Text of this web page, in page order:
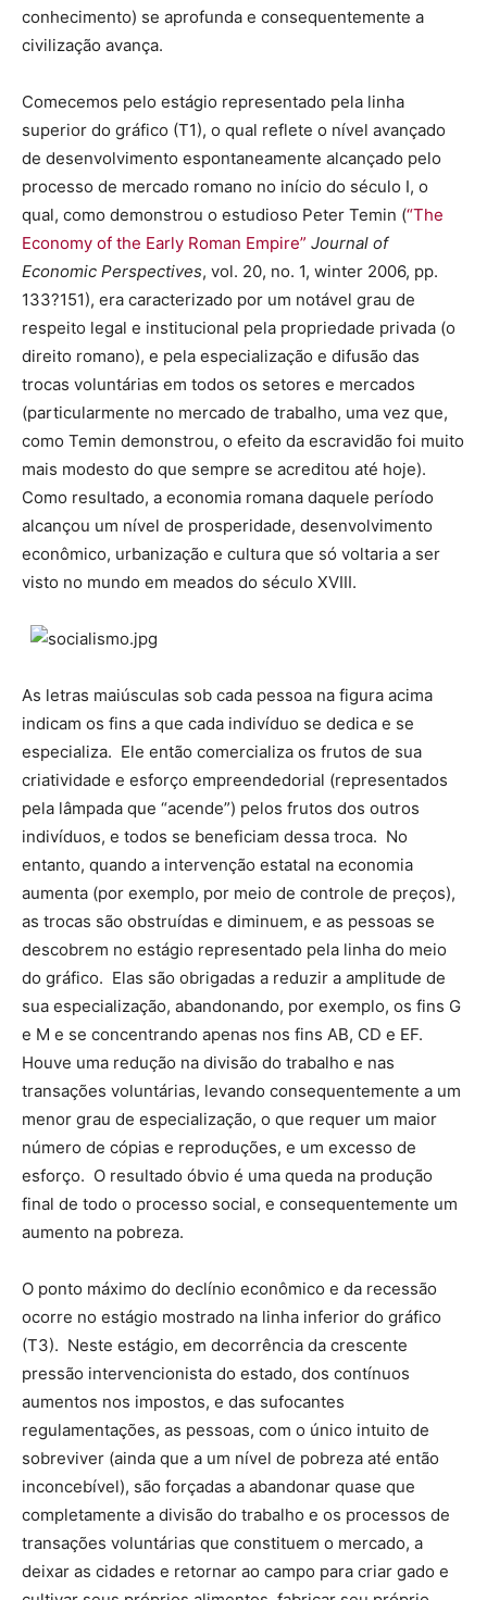
conhecimento) se aprofunda e consequentemente a
civilização avança.
Comecemos pelo estágio representado pela linha
superior do gráfico (T1), o qual reflete o nível avançado
de desenvolvimento espontaneamente alcançado pelo
processo de mercado romano no início do século I, o
qual, como demonstrou o estudioso Peter Temin (“The
Economy of the Early Roman Empire” Journal of
Economic Perspectives, vol. 20, no. 1, winter 2006, pp.
133?151), era caracterizado por um notável grau de
respeito legal e institucional pela propriedade privada (o
direito romano), e pela especialização e difusão das
trocas voluntárias em todos os setores e mercados
(particularmente no mercado de trabalho, uma vez que,
como Temin demonstrou, o efeito da escravidão foi muito
mais modesto do que sempre se acreditou até hoje).
Como resultado, a economia romana daquele período
alcançou um nível de prosperidade, desenvolvimento
econômico, urbanização e cultura que só voltaria a ser
visto no mundo em meados do século XVIII.
As letras maiúsculas sob cada pessoa na figura acima
indicam os fins a que cada indivíduo se dedica e se
especializa. Ele então comercializa os frutos de sua
criatividade e esforço empreendedorial (representados
pela lâmpada que “acende”) pelos frutos dos outros
indivíduos, e todos se beneficiam dessa troca. No
entanto, quando a intervenção estatal na economia
aumenta (por exemplo, por meio de controle de preços),
as trocas são obstruídas e diminuem, e as pessoas se
descobrem no estágio representado pela linha do meio
do gráfico. Elas são obrigadas a reduzir a amplitude de
sua especialização, abandonando, por exemplo, os fins G
e M e se concentrando apenas nos fins AB, CD e EF.
Houve uma redução na divisão do trabalho e nas
transações voluntárias, levando consequentemente a um
menor grau de especialização, o que requer um maior
número de cópias e reproduções, e um excesso de
esforço. O resultado óbvio é uma queda na produção
final de todo o processo social, e consequentemente um
aumento na pobreza.
O ponto máximo do declínio econômico e da recessão
ocorre no estágio mostrado na linha inferior do gráfico
(T3). Neste estágio, em decorrência da crescente
pressão intervencionista do estado, dos contínuos
aumentos nos impostos, e das sufocantes
regulamentações, as pessoas, com o único intuito de
sobreviver (ainda que a um nível de pobreza até então
inconcebível), são forçadas a abandonar quase que
completamente a divisão do trabalho e os processos de
transações voluntárias que constituem o mercado, a
deixar as cidades e retornar ao campo para criar gado e